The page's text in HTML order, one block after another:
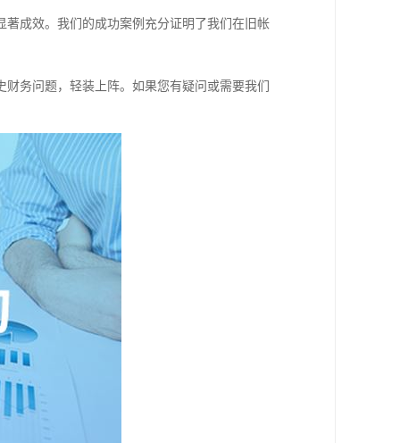
成效。我们的成功案例充分证明了我们在旧帐
务问题，轻装上阵。如果您有疑问或需要我们